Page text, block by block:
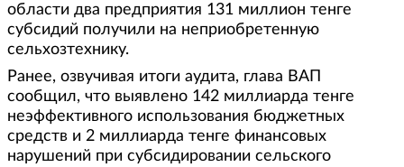
области два предприятия 131 миллион тенге
субсидий получили на неприобретенную
сельхозтехнику.
Ранее, озвучивая итоги аудита, глава ВАП
сообщил, что выявлено 142 миллиарда тенге
неэффективного использования бюджетных
средств и 2 миллиарда тенге финансовых
нарушений при субсидировании сельского